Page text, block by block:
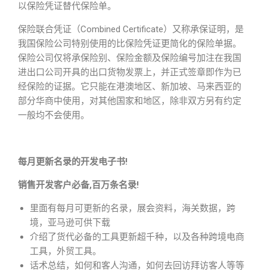
以保险凭证替代保险单。
保险联合凭证（Combined Certificate）又称承保证明，是
我国保险公司特别使用的比保险凭证更简化的保险单据。
保险公司仅将承保险别、保险金额及保险编号加注在我国
进出口公司开具的出口货物发票上，并正式签章即作为已
经保险的证据。它只能在港澳地区、新加坡、马来西亚的
部分华商中使用，对其他国家和地区，除非双方另有约定
一般均不会使用。
每月更新名录的开发电子书!
销售开发客户必备,百万条名录!
里面有每月可更新的名录，展会资料，海关数据，跨
境，亚马逊可供下载
介绍了货代必备的工具更新超千种，以及各种跨境电商
工具，外贸工具。
话术总结，如何和客人沟通，如何去回访拜访客人等等